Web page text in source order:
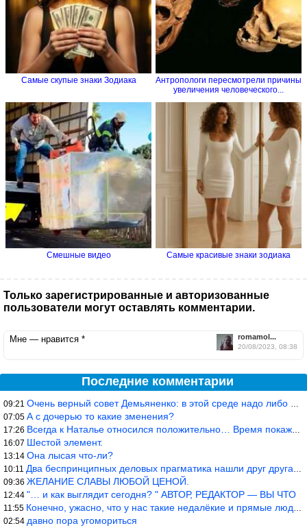
Самые скупые знаки Зодиака
Антропологи пересмотрели причины
увеличения человеческого...
Смешные видео Самые красивые знаки зодиака
Только зарегистрированные и авторизованные
пользователи могут оставлять комментарии.
romamol...
20/08/2023, 08:38
Мне — нравится *
Последние комментарии
09:21 Очень верный совет Демьяненко: в этой среде надо либо иметь зубы
07:05 А с дочерью то какие зменения?
17:26 Всегда к Наталье относился положительно… Время покажет, что буде
16:07 Шестой элемент.
13:14 Она лысая что-ли?
10:11 Два беспринципных деловых прагматика нашли друг друга и «остепен
09:36 ЖЕЛАНИЕ СЛАВЫ ЛЮБОЙ ЦЕНОЙ.
12:44 "… и как выглядит сегодня? " АВТОР, РЕДАКТОР — ВЫ ЧТО
11:55 Конечно, ужасно, что у нас такие недалёкие и прямые люди… Как мо
02:54 давно пора угомориться